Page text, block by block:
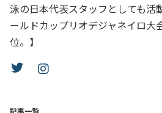
泳の日本代表スタッフとしても活
ールドカップリオデジャネイロ大
位。】
記事一覧